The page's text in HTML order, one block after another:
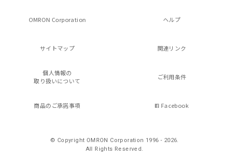
OMRON Corporation ヘルプ
サイトマップ 関連リンク
個人情報の
取り扱いについて
ご利用条件
商品のご承諾事項 Facebook
© Copyright OMRON Corporation 1996 - 2026.
All Rights Reserved.